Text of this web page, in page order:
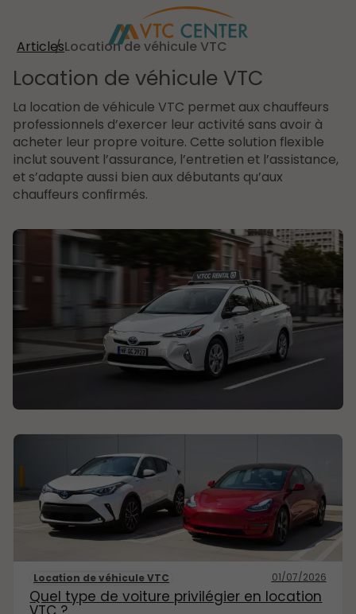
ArticlesLocation de véhicule VTC
Location de véhicule VTC
La location de véhicule VTC permet aux chauffeurs
professionnels d’exercer leur activité sans avoir à
acheter leur propre voiture. Cette solution flexible
inclut souvent l’assurance, l’entretien et l’assistance,
et s’adapte aussi bien aux débutants qu’aux
chauffeurs confirmés.
Location de véhicule VTC 01/07/2026
Quel type de voiture privilégier en location